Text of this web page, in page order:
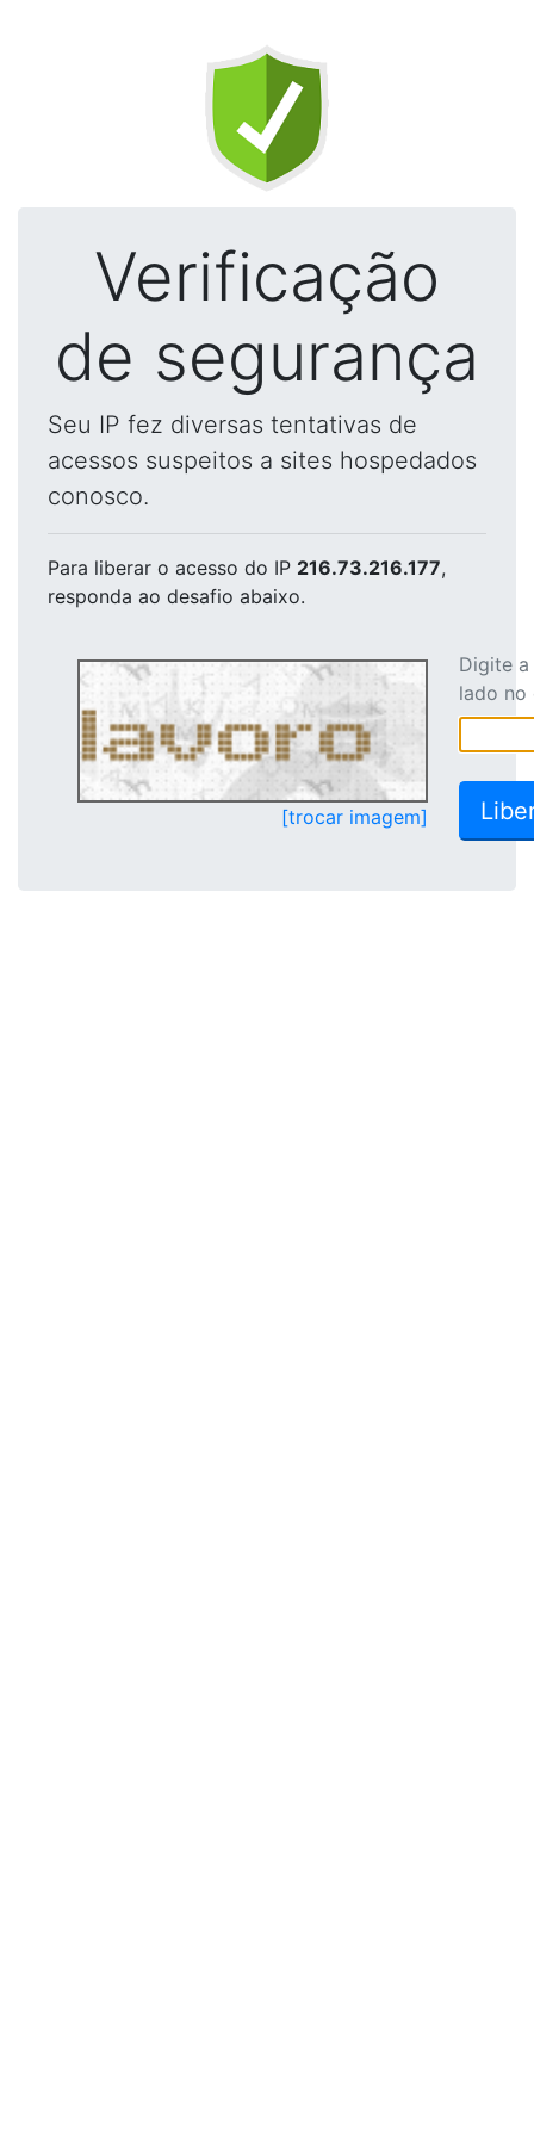
Verificação
de segurança
Seu IP fez diversas tentativas de
acessos suspeitos a sites hospedados
conosco.
Para liberar o acesso do IP 216.73.216.177,
responda ao desafio abaixo.
[trocar imagem]
Digite
lado no